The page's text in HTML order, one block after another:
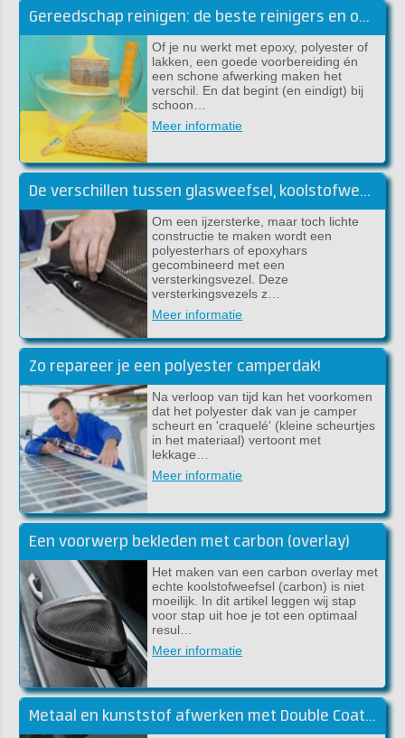
Gereedschap reinigen: de beste reinigers en ontvetters voor jouw klus
Of je nu werkt met epoxy, polyester of
lakken, een goede voorbereiding én
een schone afwerking maken het
verschil. En dat begint (en eindigt) bij
schoon…
Meer informatie
De verschillen tussen glasweefsel, koolstofweefsel en aramideweefsel
Om een ijzersterke, maar toch lichte
constructie te maken wordt een
polyesterhars of epoxyhars
gecombineerd met een
versterkingsvezel. Deze
versterkingsvezels z…
Meer informatie
Zo repareer je een polyester camperdak!
Na verloop van tijd kan het voorkomen
dat het polyester dak van je camper
scheurt en 'craquelé' (kleine scheurtjes
in het materiaal) vertoont met
lekkage…
Meer informatie
Een voorwerp bekleden met carbon (overlay)
Het maken van een carbon overlay met
echte koolstofweefsel (carbon) is niet
moeilijk. In dit artikel leggen wij stap
voor stap uit hoe je tot een optimaal
resul…
Meer informatie
Metaal en kunststof afwerken met Double Coat DD lak